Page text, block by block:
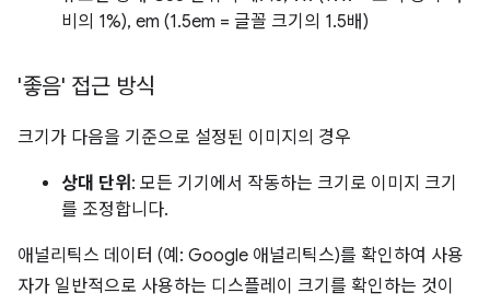
비의 1%), em (1.5em = 글꼴 크기의 1.5배)
'좋음' 접근 방식
크기가 다음을 기준으로 설정된 이미지의 경우
상대 단위 : 모든 기기에서 작동하는 크기로 이미지 크기
를 조정합니다.
애널리틱스 데이터 (예: Google 애널리틱스)를 확인하여 사용
자가 일반적으로 사용하는 디스플레이 크기를 확인하는 것이